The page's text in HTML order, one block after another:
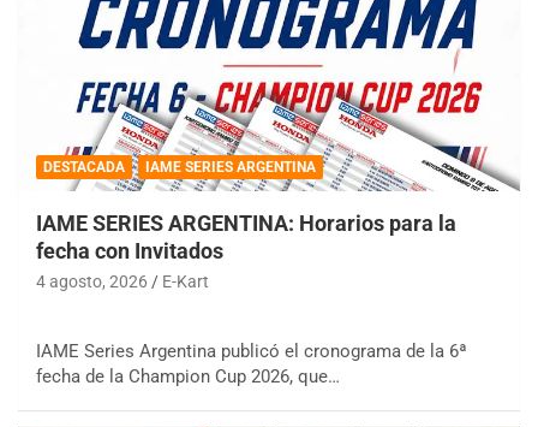
DESTACADA IAME SERIES ARGENTINA
IAME SERIES ARGENTINA: Horarios para la
fecha con Invitados
4 agosto, 2026 E-Kart
IAME Series Argentina publicó el cronograma de la 6ª
fecha de la Champion Cup 2026, que…